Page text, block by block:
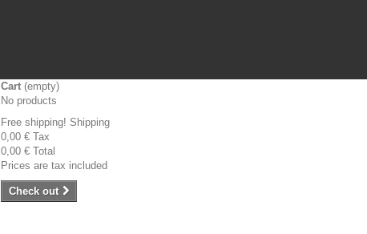
Cart (empty)
No products
Free shipping! Shipping
0,00 € Tax
0,00 € Total
Prices are tax included
Check out